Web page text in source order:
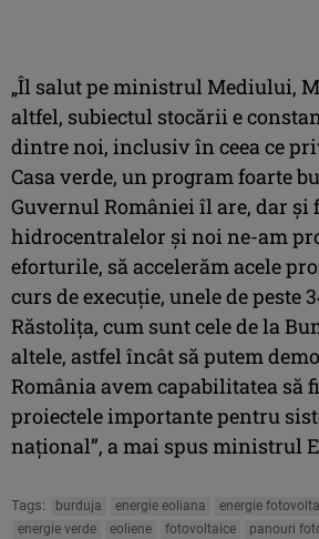
„Îl salut pe ministrul Mediului,
altfel, subiectul stocării e
dintre noi, inclusiv în ceea ce
Casa verde, un program foarte
Guvernul României îl are, dar şi
hidrocentralelor şi noi ne-am
eforturile, să accelerăm acele
curs de execuţie, unele de peste
Răstoliţa, cum sunt cele de la
altele, astfel încât să putem
România avem capabilitatea să
proiectele importante pentru
naţional”, a mai spus ministrul
Tags: burduja energie eoliana energie
energie verde
eoliene fotovoltaice panouri